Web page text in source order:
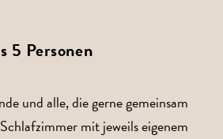
5 Personen
und alle, die gerne gemeinsam
mit jeweils eigenem